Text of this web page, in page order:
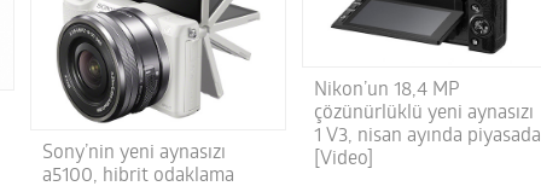
Sony’nin yeni aynasızı
a5100, hibrit odaklama
Nikon’un 18,4 MP
çözünürlüklü yeni aynasızı
1 V3, nisan ayında piyasada
[Video]